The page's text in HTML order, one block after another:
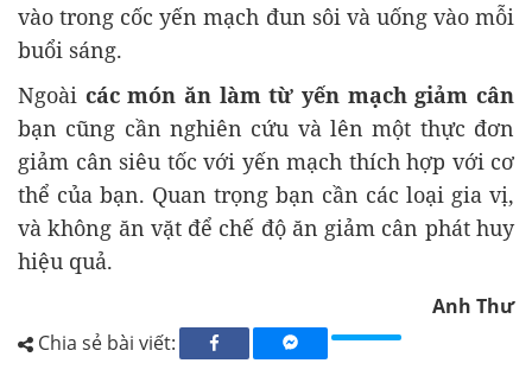
vào trong cốc yến mạch đun sôi và uống vào mỗi
buổi sáng.
Ngoài các món ăn làm từ yến mạch giảm cân
bạn cũng cần nghiên cứu và lên một thực đơn
giảm cân siêu tốc với yến mạch thích hợp với cơ
thể của bạn. Quan trọng bạn cần các loại gia vị,
và không ăn vặt để chế độ ăn giảm cân phát huy
hiệu quả.
Anh Thư
Chia sẻ bài viết: